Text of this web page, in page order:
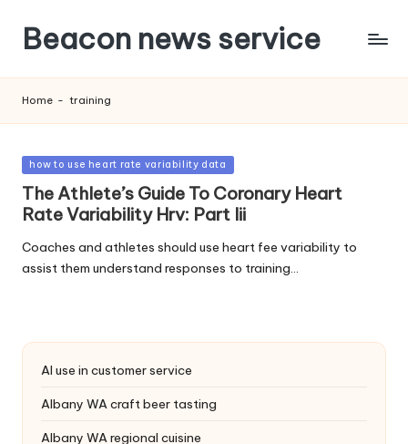
Beacon news service
Home - training
Posted
in
how to use heart rate variability data
The Athlete’s Guide To Coronary Heart
Rate Variability Hrv: Part Iii
Coaches and athletes should use heart fee variability to
assist them understand responses to training…
AI use in customer service
Albany WA craft beer tasting
Albany WA regional cuisine